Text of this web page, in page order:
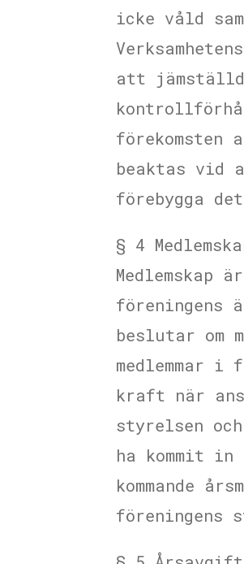
icke våld
att
beaktas vid
förebygga
§ 4
Medlemskap
föreningens
beslutar om
medlemmar i
kraft när
styrelsen
ha kommit
kommande
föreningens